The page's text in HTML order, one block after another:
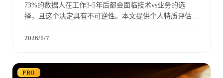
73%的数据人在工作3-5年后都会面临技术vs业务的选
择，且这个决定具有不可逆性。本文提供个人特质评估矩
合的第三条路。
2026/1/7
PRO